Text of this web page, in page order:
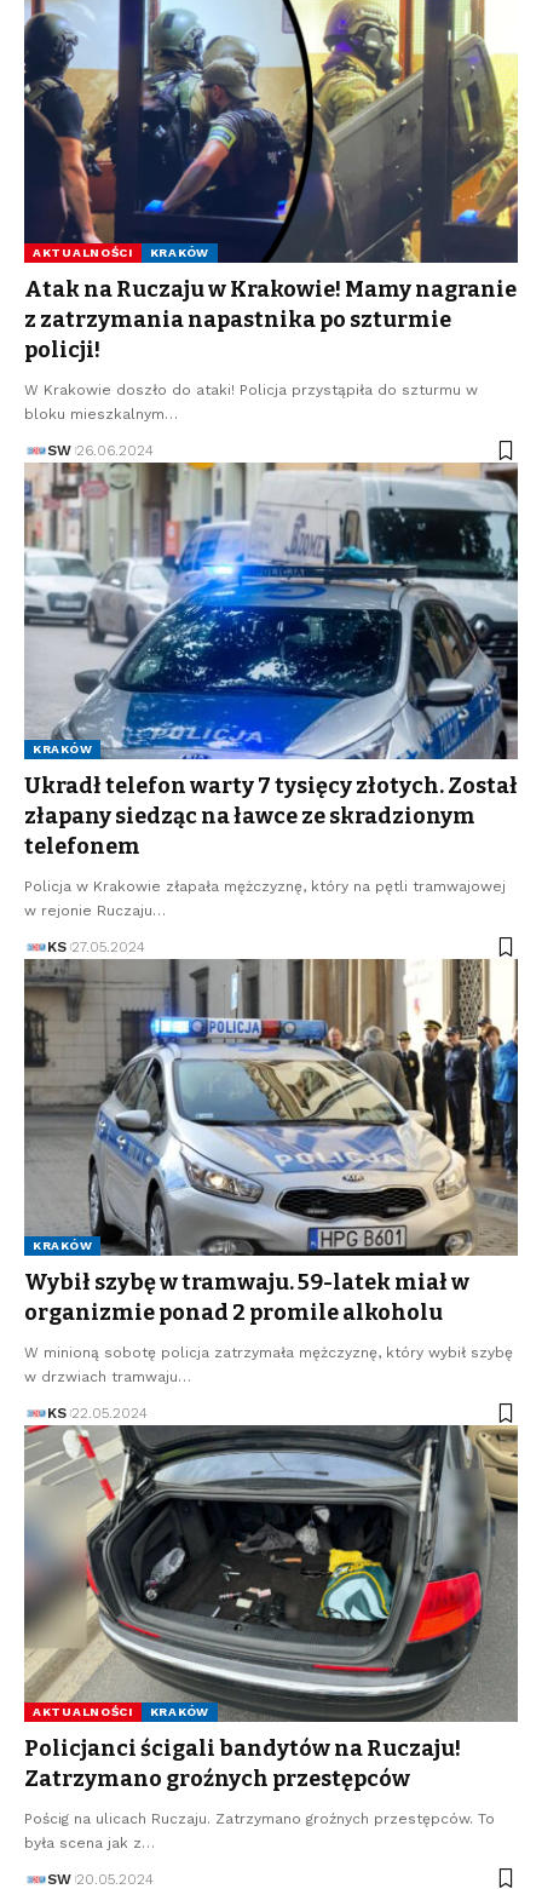
AKTUALNOŚCI KRAKÓW
Atak na Ruczaju w Krakowie! Mamy nagranie
z zatrzymania napastnika po szturmie
policji!
W Krakowie doszło do ataki! Policja przystąpiła do szturmu w
bloku mieszkalnym…
SW 26.06.2024
KRAKÓW
Ukradł telefon warty 7 tysięcy złotych. Został
złapany siedząc na ławce ze skradzionym
telefonem
Policja w Krakowie złapała mężczyznę, który na pętli tramwajowej
w rejonie Ruczaju…
KS 27.05.2024
KRAKÓW
Wybił szybę w tramwaju. 59-latek miał w
organizmie ponad 2 promile alkoholu
W minioną sobotę policja zatrzymała mężczyznę, który wybił szybę
w drzwiach tramwaju…
KS 22.05.2024
AKTUALNOŚCI KRAKÓW
Policjanci ścigali bandytów na Ruczaju!
Zatrzymano groźnych przestępców
Pościg na ulicach Ruczaju. Zatrzymano groźnych przestępców. To
była scena jak z…
SW 20.05.2024